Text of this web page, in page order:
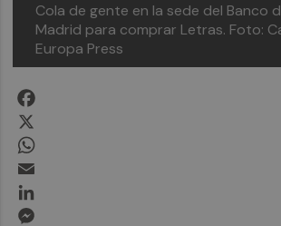
Cola de gente en la sede del Banco
Madrid para comprar Letras. Foto:
Europa Press